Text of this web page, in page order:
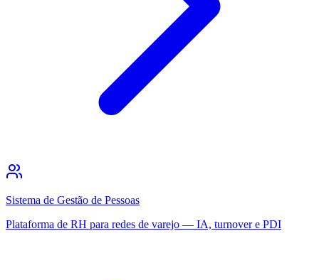
Sistema de Gestão de Pessoas
Plataforma de RH para redes de varejo — IA, turnover e PDI